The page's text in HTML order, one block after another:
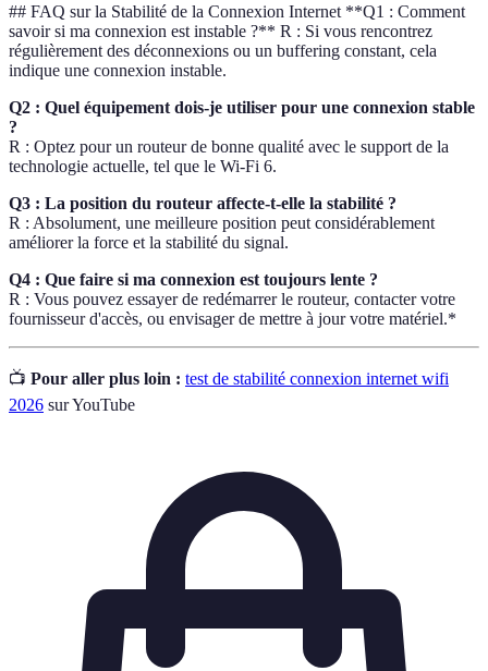
## FAQ sur la Stabilité de la Connexion Internet **Q1 : Comment
savoir si ma connexion est instable ?** R : Si vous rencontrez
régulièrement des déconnexions ou un buffering constant, cela
indique une connexion instable.
Q2 : Quel équipement dois-je utiliser pour une connexion stable
?
R : Optez pour un routeur de bonne qualité avec le support de la
technologie actuelle, tel que le Wi-Fi 6.
Q3 : La position du routeur affecte-t-elle la stabilité ?
R : Absolument, une meilleure position peut considérablement
améliorer la force et la stabilité du signal.
Q4 : Que faire si ma connexion est toujours lente ?
R : Vous pouvez essayer de redémarrer le routeur, contacter votre
fournisseur d'accès, ou envisager de mettre à jour votre matériel.*
📺 Pour aller plus loin : test de stabilité connexion internet wifi
2026 sur YouTube